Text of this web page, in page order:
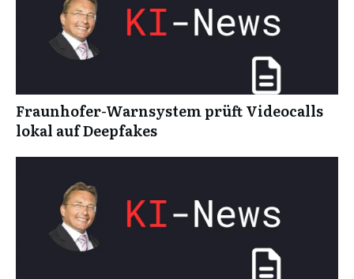
Fraunhofer-Warnsystem prüft Videocalls
lokal auf Deepfakes